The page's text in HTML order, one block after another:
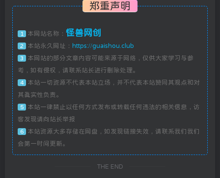
郑重声明
1 本网站名称： 怪兽网创
2 本站永久网址： https://guaishou.club
3
本网站的部分文章内容可能来源于网络，仅供大家学习与参
考，如有侵权，请联系站长进行删除处理。
4
本站一切资源不代表本站立场，并不代表本站赞同其观点和对
其真实性负责。
5
本站一律禁止以任何方式发布或转载任何违法的相关信息，访
客发现请向站长举报
6
本站资源大多存储在网盘，如发现链接失效，请联系我们我们
会第一时间更新。
THE END